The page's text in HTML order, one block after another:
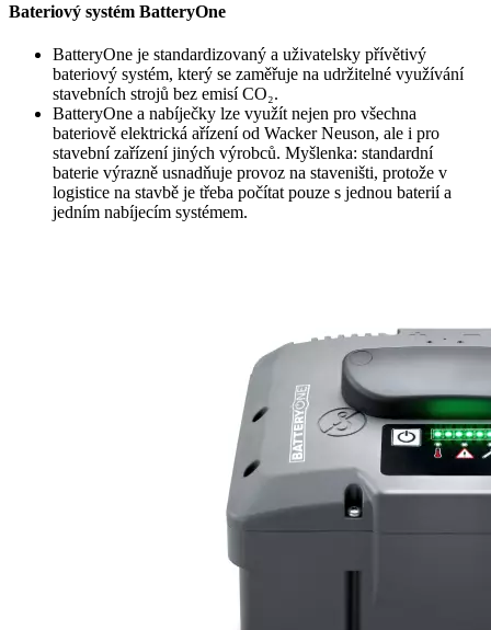
Bateriový systém BatteryOne
BatteryOne je standardizovaný a uživatelsky přívětivý
bateriový systém, který se zaměřuje na udržitelné využívání
stavebních strojů bez emisí CO₂.
BatteryOne a nabíječky lze využít nejen pro všechna
bateriově elektrická ařízení od Wacker Neuson, ale i pro
stavební zařízení jiných výrobců. Myšlenka: standardní
baterie výrazně usnadňuje provoz na staveništi, protože v
logistice na stavbě je třeba počítat pouze s jednou baterií a
jedním nabíjecím systémem.